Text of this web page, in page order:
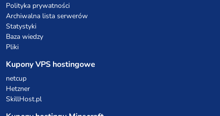
Polityka prywatności
Archiwalna lista serwerów
Statystyki
Baza wiedzy
Pliki
Kupony VPS hostingowe
netcup
Hetzner
SkillHost.pl